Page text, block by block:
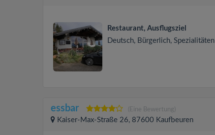
Restaurant, Ausflugsziel
Deutsch, Bürgerlich, Spezialitäten
essbar (Eine Bewertung)
Kaiser-Max-Straße 26, 87600 Kaufbeuren